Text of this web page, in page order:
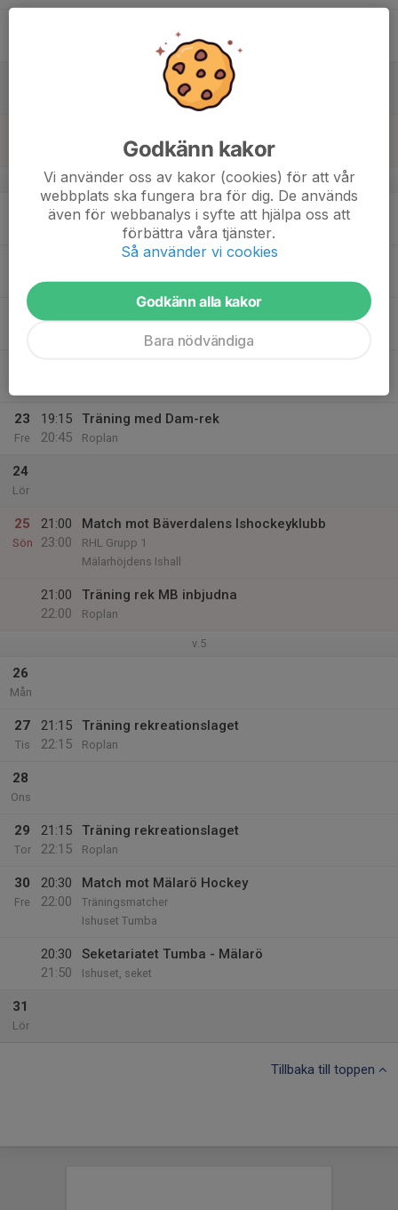
v.4
22:15
Träning rekreationslaget
Roplan
21
23
Fre
19:15
20:45
Träning med Dam-rek
Roplan
24
Lör
25
Sön
21:00
23:00
Match mot Bäverdalens Ishockeyklubb
RHL Grupp 1
Mälarhöjdens Ishall
21:00
22:00
Träning rek MB inbjudna
Roplan
v.5
26
Mån
27
Tis
21:15
22:15
Träning rekreationslaget
Roplan
28
Ons
29
Tor
21:15
22:15
Träning rekreationslaget
Roplan
30
Fre
20:30
22:00
Match mot Mälarö Hockey
Träningsmatcher
Ishuset Tumba
20:30
21:50
Seketariatet Tumba - Mälarö
Ishuset, seket
31
Lör
Tillbaka till toppen
Godkänn kakor
Vi använder oss av kakor (cookies) för att vår
webbplats ska fungera bra för dig. De används
även för webbanalys i syfte att hjälpa oss att
förbättra våra tjänster.
Så använder vi cookies
Godkänn alla kakor
Bara nödvändiga